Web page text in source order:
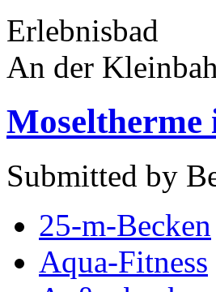
Erlebnisbad
An der
Submitted by
25-m-Becken
Aqua-Fitness